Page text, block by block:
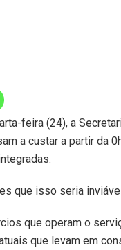
feira (24), a
a custar a partir da
que isso seria
que operam o
que levam em